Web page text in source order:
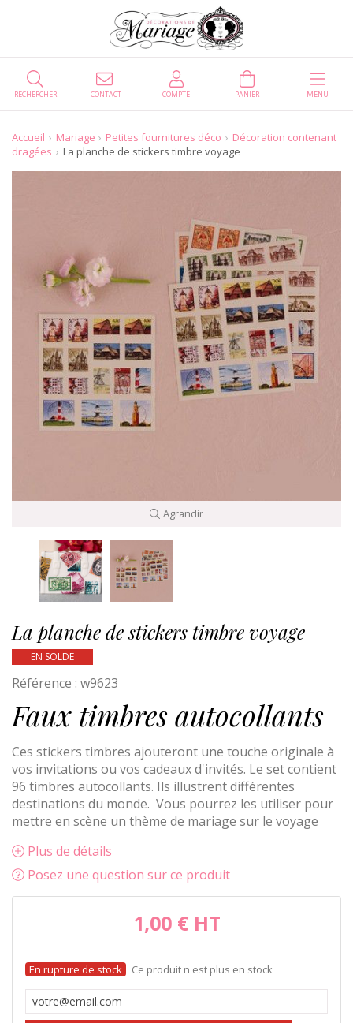
CONTACT
RECHERCHER COMPTE PANIER MENU
Accueil Mariage Petites fournitures déco
Décoration contenant
dragées
La planche de stickers timbre voyage
Agrandir
La planche de stickers timbre voyage
EN SOLDE
Référence : w9623
Faux timbres autocollants
Ces stickers timbres ajouteront une touche originale à
vos invitations ou vos cadeaux d'invités. Le set contient
96 timbres autocollants. Ils illustrent différentes
destinations du monde. Vous pourrez les utiliser pour
mettre en scène un thème de mariage sur le voyage
Plus de détails
Posez une question sur ce produit
1,00 € HT
Ce produit n'est plus en stock